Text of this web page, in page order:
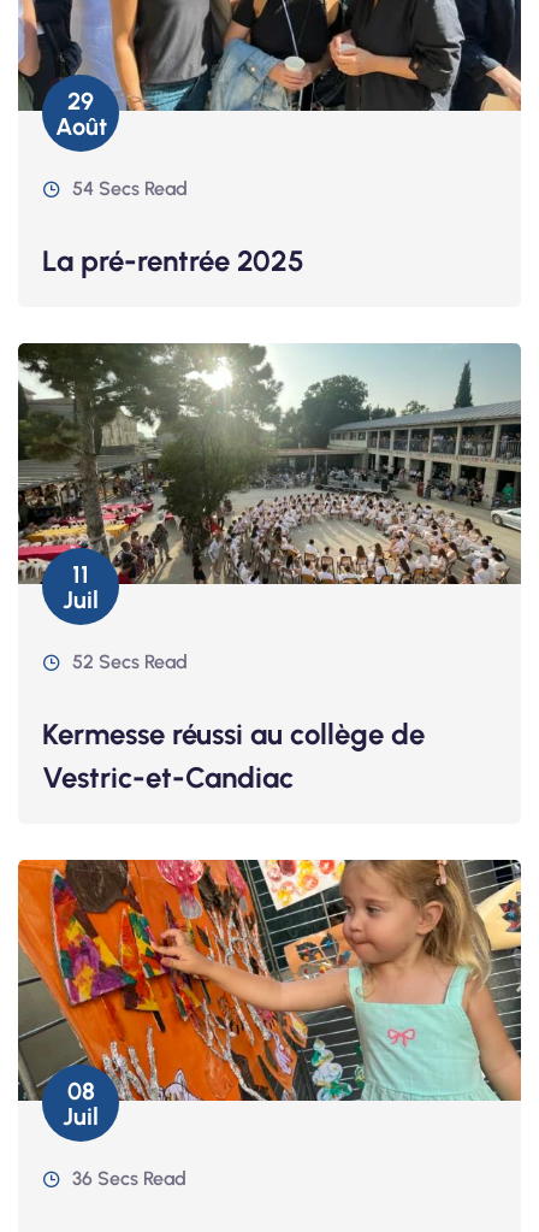
29
Août
54 Secs Read
La pré-rentrée 2025
11
Juil
52 Secs Read
Kermesse réussi au collège de
Vestric-et-Candiac
08
Juil
36 Secs Read